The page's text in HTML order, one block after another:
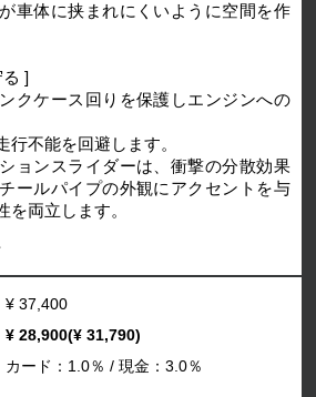
車体に挟まれにくいように空間を作
]
クケース回りを保護しエンジンへの
行不能を回避します。
ョンスライダーは、衝撃の分散効果
ールパイプの外観にアクセントを与
を両立します。
¥ 37,400
¥ 28,900(¥ 31,790)
カード：1.0％ / 現金：3.0％